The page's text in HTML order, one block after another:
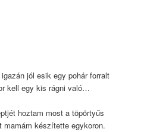
jól esik egy pohár forralt
kell egy kis rágni való…
hoztam most a töpörtyűs
mamám készítette egykoron.